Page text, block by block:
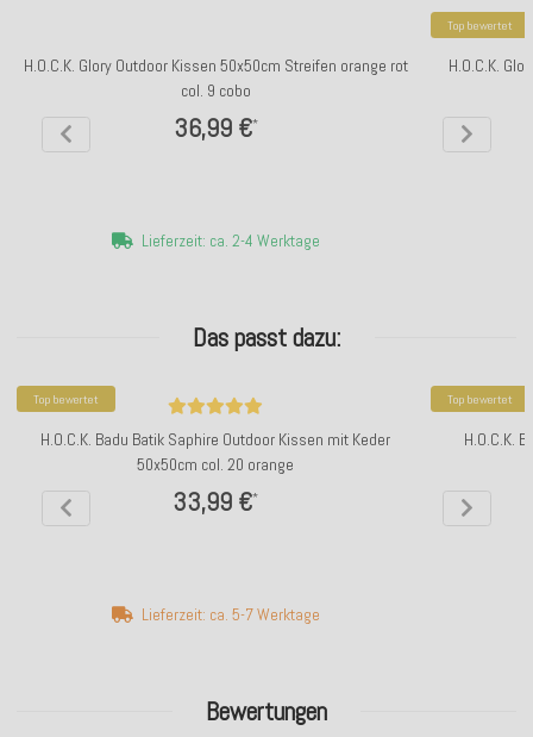
Bewertungen
H.O.C.K. Glory Outdoor Kissen 50x50cm Streifen orange rot
col. 9 cobo
36,99 €*
Lieferzeit: ca. 2-4 Werktage
Top bewertet
H.O.C.K.
Das passt dazu:
Top bewertet
H.O.C.K. Badu Batik Saphire Outdoor Kissen mit Keder
50x50cm col. 20 orange
33,99 €*
Lieferzeit: ca. 5-7 Werktage
Top bewertet
H.O.C.K.